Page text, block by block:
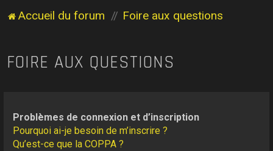
Accueil du forum Foire aux questions
FOIRE AUX QUESTIONS
Problèmes de connexion et d’inscription
Pourquoi ai-je besoin de m’inscrire ?
Qu’est-ce que la COPPA ?